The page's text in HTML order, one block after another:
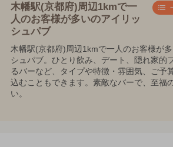
木幡駅(京都府)周辺1kmで一
人のお客様が多いのアイリッ
シュパブ
木幡駅(京都府)周辺1kmで一人のお客様が
シュパブ。ひとり飲み、デート、隠れ家的
るバーなど、タイプや特徴・雰囲気、ご予
込むこともできます。素敵なバーで、至福
い。